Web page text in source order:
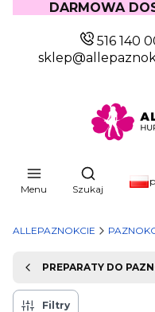
DARMOWA
516 140
Menu
Otwórz
Szukaj
ALLEPAZNOKCIE
PREPARATY DO
Filtry